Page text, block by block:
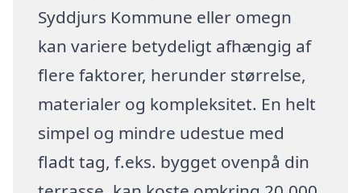
Syddjurs Kommune eller omegn
kan variere betydeligt afhængig af
flere faktorer, herunder størrelse,
materialer og kompleksitet. En helt
simpel og mindre udestue med
fladt tag, f.eks. bygget ovenpå din